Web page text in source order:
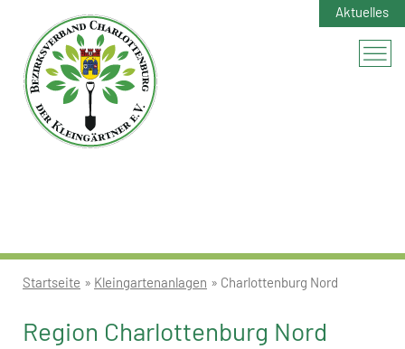
Aktuelles
Startseite » Kleingartenanlagen » Charlottenburg Nord
Region Charlottenburg Nord